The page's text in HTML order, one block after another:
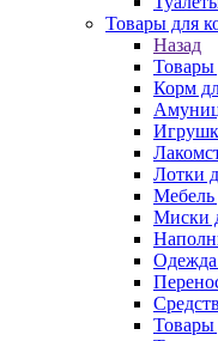
Товары для
Назад
Товары
Корм
Лотки
Мебель
Миски
Товары